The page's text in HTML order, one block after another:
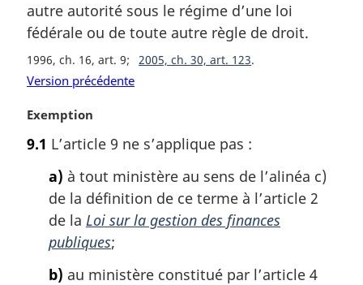
autre autorité sous le régime d’une loi
fédérale ou de toute autre règle de droit.
1996, ch. 16, art. 9 2005, ch. 30, art. 123
Version précédente
N
t
Exemption
9.1 L’article 9 ne s’applique pas :
a) à tout ministère au sens de l’alinéa c)
de la définition de ce terme à l’article 2
de la Loi sur la gestion des finances
publiques;
b) au ministère constitué par l’article 4